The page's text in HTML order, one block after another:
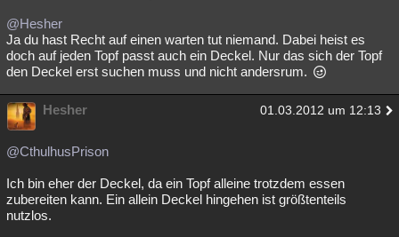
@Hesher
Ja du hast Recht auf einen warten tut niemand. Dabei heist es
doch auf jeden Topf passt auch ein Deckel. Nur das sich der Topf
den Deckel erst suchen muss und nicht andersrum.
Hesher 01.03.2012 um 12:13
@CthulhusPrison
Ich bin eher der Deckel, da ein Topf alleine trotzdem essen
zubereiten kann. Ein allein Deckel hingehen ist größtenteils
nutzlos.